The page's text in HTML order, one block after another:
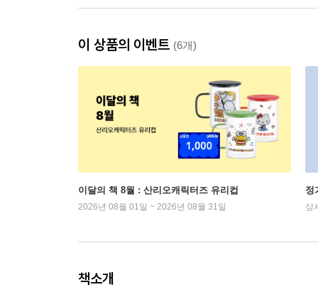
이 상품의 이벤트 (6개)
이달의 책 8월 : 산리오캐릭터즈 유리컵
2026년 08월 01일 ~ 2026년 08월 31일
정
상
책소개